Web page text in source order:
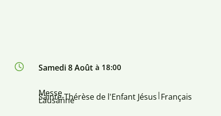
Samedi 8 Août à 18:00
Messe
Sainte-Thérèse de l'Enfant Jésus | Français
Lausanne